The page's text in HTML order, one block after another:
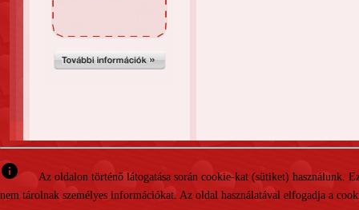
info
Az oldalon történő látogatása során cookie-kat (sütiket)
nem tárolnak személyes információkat. Az oldal használatával elfogadja a